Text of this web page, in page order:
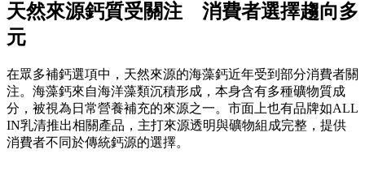
天然來源鈣質受關注 消費者選擇趨向多
元
在眾多補鈣選項中，天然來源的海藻鈣近年受到部分消費者關
注。海藻鈣來自海洋藻類沉積形成，本身含有多種礦物質成
分，被視為日常營養補充的來源之一。市面上也有品牌如ALL
IN乳清推出相關產品，主打來源透明與礦物組成完整，提供
消費者不同於傳統鈣源的選擇。